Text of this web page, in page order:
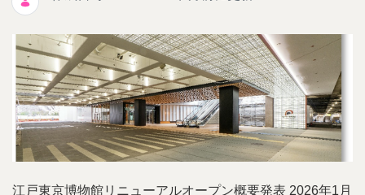
江戸東京博物館リニューアルオープン概要発表 2026年1月